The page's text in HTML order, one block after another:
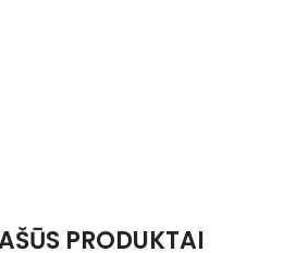
PRODUKTAI